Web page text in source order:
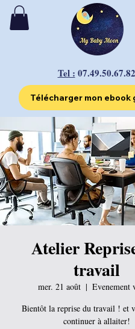
Tel : 07.49.50.67.82
Télécharger mon ebook
Atelier
travail
mer. 21 août
  |
Evenement
Bientôt la reprise du travail ! et
continuer à allaiter!